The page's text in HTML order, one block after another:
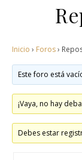
Inicio › Foros›
Este foro está
¡Vaya, no hay
Debes estar